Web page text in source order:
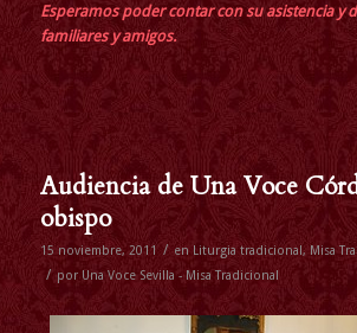
Esperamos poder contar con su asistencia y
familiares y amigos.
Audiencia de Una Voce
obispo
15 noviembre, 2011 / en Liturgia tradicional, Misa
/ por Una Voce Sevilla - Misa Tradicional